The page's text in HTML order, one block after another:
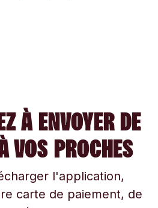
À ENVOYER DE
VOS PROCHES
l'application,
carte de paiement, de